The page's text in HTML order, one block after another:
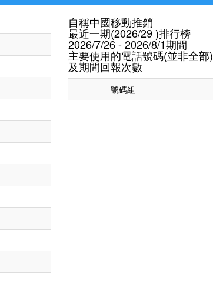
自稱中國移動推銷
最近一期(2026/29 )排行榜
2026/7/26 - 2026/8/1期間
主要使用的電話號碼(並非全部)
及期間回報次數
號碼組